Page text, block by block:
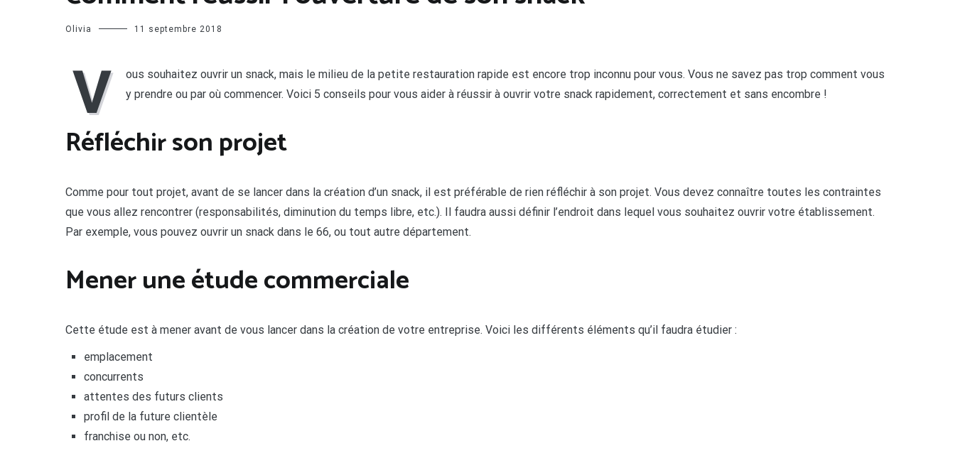
Olivia 11 septembre 2018
V
ous souhaitez ouvrir un snack, mais le milieu de la petite restauration rapide est encore trop inconnu pour vous. Vous ne savez pas trop comment vous
y prendre ou par où commencer. Voici 5 conseils pour vous aider à réussir à ouvrir votre snack rapidement, correctement et sans encombre !
Réfléchir son projet
Comme pour tout projet, avant de se lancer dans la création d’un snack, il est préférable de rien réfléchir à son projet. Vous devez connaître toutes les contraintes
que vous allez rencontrer (responsabilités, diminution du temps libre, etc.). Il faudra aussi définir l’endroit dans lequel vous souhaitez ouvrir votre établissement.
Par exemple, vous pouvez ouvrir un snack dans le 66, ou tout autre département.
Mener une étude commerciale
Cette étude est à mener avant de vous lancer dans la création de votre entreprise. Voici les différents éléments qu’il faudra étudier :
emplacement
concurrents
attentes des futurs clients
profil de la future clientèle
franchise ou non, etc.